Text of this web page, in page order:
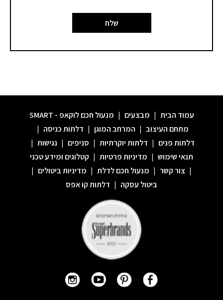
שלח
עמוד הבית | מבצעים | מנעול חכם לוקאפ - SMART
מתחם העיצוב | המרחב המוגן | דלתות כניסה |
דלתות פנים | דלתות יוקרתיות | סניפים | נגישות |
תנאי שימוש | מדיניות פרטיות | קטלוגים ומידע טכני
| צור קשר | מנעול חכם לדלת | מדיניות ביטולים |
ביטול עסקה | דלתות קו אפס